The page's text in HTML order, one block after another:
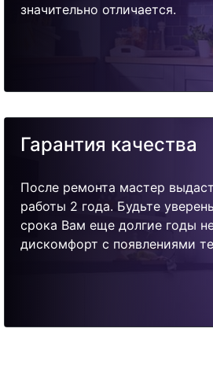
значительно отличается.
Гарантия качества
После ремонта мастер
работы 2 года. Будьте
срока Вам еще долгие годы
дискомфорт с появлениями